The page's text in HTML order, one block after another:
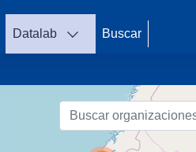
Datalab Buscar